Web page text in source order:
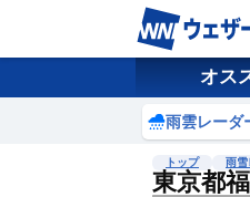
オス
雨雲レーダ
トップ 雨雪
東京都